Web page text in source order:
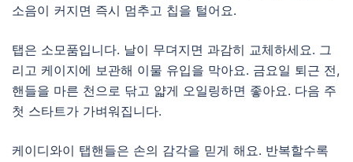
소음이 커지면 즉시 멈추고 칩을 털어요.
탭은 소모품입니다. 날이 무뎌지면 과감히 교체하세요. 그
리고 케이지에 보관해 이물 유입을 막아요. 금요일 퇴근 전,
핸들을 마른 천으로 닦고 얇게 오일링하면 좋아요. 다음 주
첫 스타트가 가벼워집니다.
케이디와이 탭핸들은 손의 감각을 믿게 해요. 반복할수록